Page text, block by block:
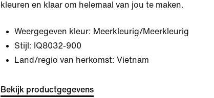
kleuren en klaar om helemaal van jou te maken.
Weergegeven kleur: Meerkleurig/Meerkleurig
Stijl: IQ8032-900
Land/regio van herkomst: Vietnam
Bekijk productgegevens